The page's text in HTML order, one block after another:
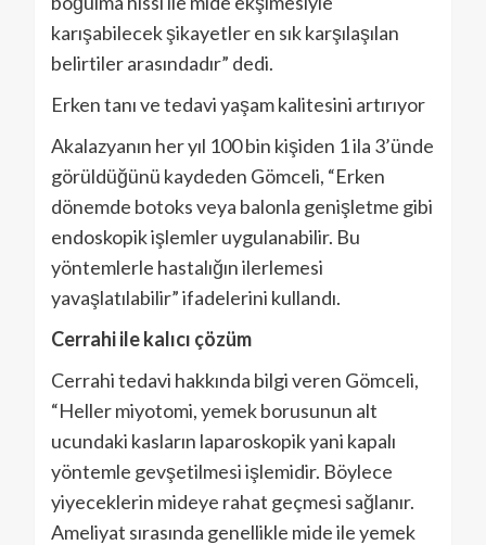
karışabilecek şikayetler en sık karşılaşılan
belirtiler arasındadır” dedi.
Erken tanı ve tedavi yaşam kalitesini artırıyor
Akalazyanın her yıl 100 bin kişiden 1 ila 3’ünde
görüldüğünü kaydeden Gömceli, “Erken
dönemde botoks veya balonla genişletme gibi
endoskopik işlemler uygulanabilir. Bu
yöntemlerle hastalığın ilerlemesi
yavaşlatılabilir” ifadelerini kullandı.
Cerrahi ile kalıcı çözüm
Cerrahi tedavi hakkında bilgi veren Gömceli,
“Heller miyotomi, yemek borusunun alt
ucundaki kasların laparoskopik yani kapalı
yöntemle gevşetilmesi işlemidir. Böylece
yiyeceklerin mideye rahat geçmesi sağlanır.
Ameliyat sırasında genellikle mide ile yemek